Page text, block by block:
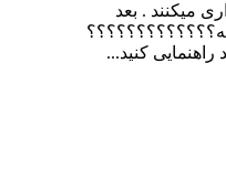
میکنند . بعد
کنید...